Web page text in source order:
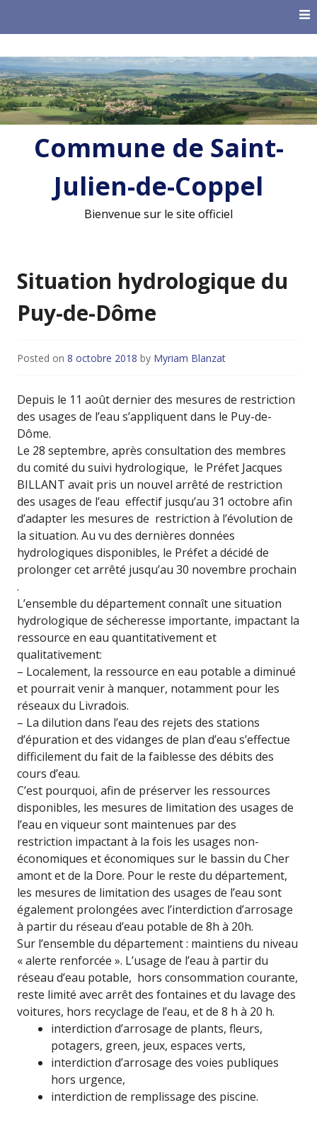
Commune de Saint-
Julien-de-Coppel
Bienvenue sur le site officiel
Situation hydrologique du
Puy-de-Dôme
Posted on 8 octobre 2018 by Myriam Blanzat
Depuis le 11 août dernier des mesures de restriction
des usages de l’eau s’appliquent dans le Puy-de-
Dôme.
Le 28 septembre, après consultation des membres
du comité du suivi hydrologique, le Préfet Jacques
BILLANT avait pris un nouvel arrêté de restriction
des usages de l’eau effectif jusqu’au 31 octobre afin
d’adapter les mesures de restriction à l’évolution de
la situation. Au vu des dernières données
hydrologiques disponibles, le Préfet a décidé de
prolonger cet arrêté jusqu’au 30 novembre prochain
.
L’ensemble du département connaît une situation
hydrologique de sécheresse importante, impactant la
ressource en eau quantitativement et
qualitativement:
– Localement, la ressource en eau potable a diminué
et pourrait venir à manquer, notamment pour les
réseaux du Livradois.
– La dilution dans l’eau des rejets des stations
d’épuration et des vidanges de plan d’eau s’effectue
difficilement du fait de la faiblesse des débits des
cours d’eau.
C’est pourquoi, afin de préserver les ressources
disponibles, les mesures de limitation des usages de
l’eau en viqueur sont maintenues par des
restriction impactant à la fois les usages non-
économiques et économiques sur le bassin du Cher
amont et de la Dore. Pour le reste du département,
les mesures de limitation des usages de l’eau sont
également prolongées avec l’interdiction d’arrosage
à partir du réseau d’eau potable de 8h à 20h.
Sur l’ensemble du département : maintiens du niveau
« alerte renforcée ». L’usage de l’eau à partir du
réseau d’eau potable, hors consommation courante,
reste limité avec arrêt des fontaines et du lavage des
voitures, hors recyclage de l’eau, et de 8 h à 20 h.
interdiction d’arrosage de plants, fleurs,
potagers, green, jeux, espaces verts,
interdiction d’arrosage des voies publiques
hors urgence,
interdiction de remplissage des piscine.